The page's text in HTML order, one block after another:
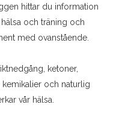
hittar du information
och träning och
med ovanstående.
ketoner,
kemikalier och naturlig
vår hälsa.